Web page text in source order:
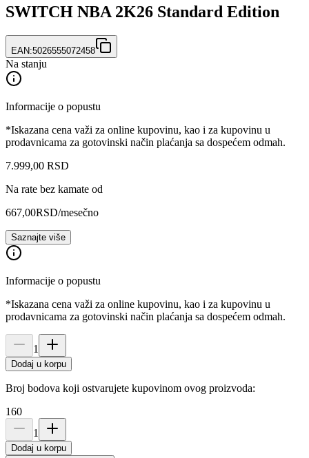
SWITCH NBA 2K26 Standard Edition
EAN:5026555072458
Na stanju
Informacije o popustu
*Iskazana cena važi za online kupovinu, kao i za kupovinu u
prodavnicama za gotovinski način plaćanja sa dospećem odmah.
7.999,00 RSD
Na rate bez kamate od
667,00RSD/mesečno
Saznajte više
Informacije o popustu
*Iskazana cena važi za online kupovinu, kao i za kupovinu u
prodavnicama za gotovinski način plaćanja sa dospećem odmah.
1
Dodaj u korpu
Broj bodova koji ostvarujete kupovinom ovog proizvoda:
160
1
Dodaj u korpu